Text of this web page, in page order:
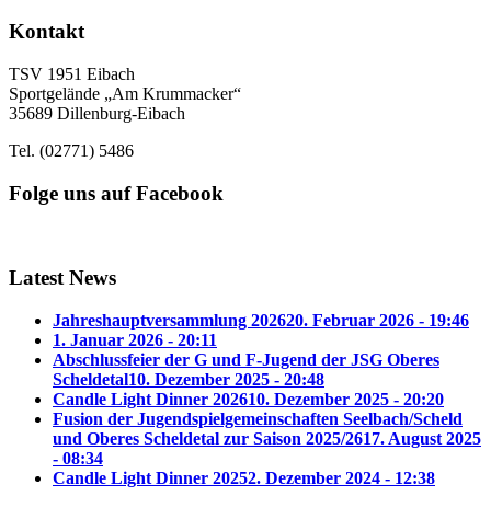
Kontakt
TSV 1951 Eibach
Sportgelände „Am Krummacker“
35689 Dillenburg-Eibach
Tel. (02771) 5486
Folge uns auf Facebook
Latest News
Jahreshauptversammlung 202620. Februar 2026 - 19:46
1. Januar 2026 - 20:11
Abschlussfeier der G und F-Jugend der JSG Oberes
Scheldetal10. Dezember 2025 - 20:48
Candle Light Dinner 202610. Dezember 2025 - 20:20
Fusion der Jugendspielgemeinschaften Seelbach/Scheld
und Oberes Scheldetal zur Saison 2025/2617. August 2025
- 08:34
Candle Light Dinner 20252. Dezember 2024 - 12:38